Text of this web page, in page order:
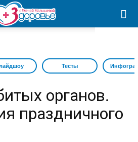
Тесты
органов.
праздничного